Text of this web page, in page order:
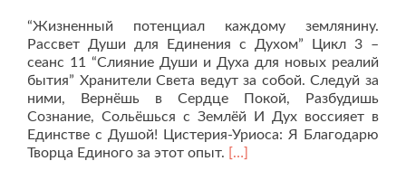
“Жизненный потенциал каждому землянину.
Рассвет Души для Единения с Духом” Цикл 3 –
сеанс 11 “Слияние Души и Духа для новых реалий
бытия” Хранители Света ведут за собой. Следуй за
ними, Вернёшь в Сердце Покой, Разбудишь
Сознание, Сольёшься с Землёй И Дух воссияет в
Единстве с Душой! Цистерия-Уриоса: Я Благодарю
Творца Единого за этот опыт. Читать
[…]